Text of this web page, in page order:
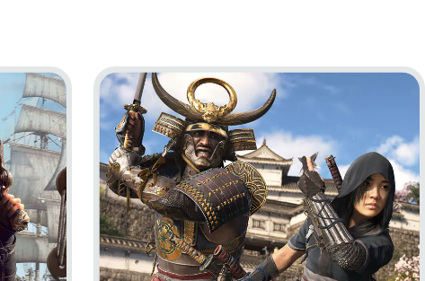
Resynced Go to project Assassin’s Creed Shadows